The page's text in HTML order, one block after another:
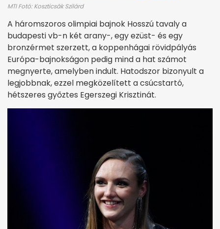
MTI Fotó: Koszticsák Szilárd
A háromszoros olimpiai bajnok Hosszú tavaly a
budapesti vb-n két arany-, egy ezüst- és egy
bronzérmet szerzett, a koppenhágai rövidpályás
Európa-bajnokságon pedig mind a hat számot
megnyerte, amelyben indult. Hatodszor bizonyult a
legjobbnak, ezzel megközelített a csúcstartó,
hétszeres győztes Egerszegi Krisztinát.